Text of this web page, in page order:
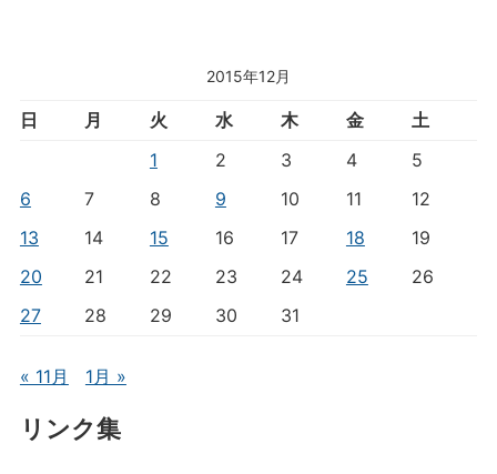
2015年12月
日 月 火 水 木 金
土
1
2 3 4
5
6
7 8 9 10 11
12
13
14 15 16 17 18
19
20
21 22 23 24 25
26
27
28 29 30 31
« 11月 1月 »
リンク集